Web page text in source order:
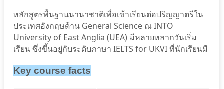
หลักสูตรพื้นฐานนานาชาติเพื่อเข้าเรียนต่อปริญญาตรีใน
ประเทศอังกฤษด้าน General Science ณ INTO
University of East Anglia (UEA) มีหลายหลากวันเริ่ม
เรียน ซึ่งขึ้นอยู่กับระดับภาษา IELTS for UKVI ที่นักเรียนมี
Key course facts